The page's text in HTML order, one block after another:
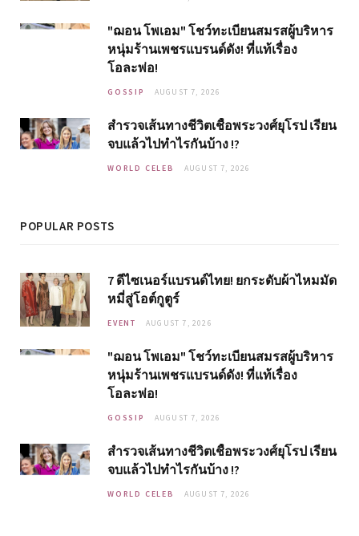
"ฌอน โพเอม" โชว์ทะเบียนสมรสผู้บริหาร
หนุ่มร้านเพชรแบรนด์ดัง! ที่แท้เรื่อง
โอละพ่อ!
GOSSIP AUGUST 7, 2026
สำรวจเส้นทางชีวิตเชื้อพระวงศ์ยุโรป เรียน
จบแล้วไปทำไรกันบ้าง !?
WORLD CELEB AUGUST 7, 2026
POPULAR POSTS
7 ดีไซเนอร์แบรนด์ไทย! ยกระดับผ้าไหมมัด
หมี่สู่โอต์กูตูร์
EVENT AUGUST 7, 2026
"ฌอน โพเอม" โชว์ทะเบียนสมรสผู้บริหาร
หนุ่มร้านเพชรแบรนด์ดัง! ที่แท้เรื่อง
โอละพ่อ!
GOSSIP AUGUST 7, 2026
สำรวจเส้นทางชีวิตเชื้อพระวงศ์ยุโรป เรียน
จบแล้วไปทำไรกันบ้าง !?
WORLD CELEB AUGUST 7, 2026